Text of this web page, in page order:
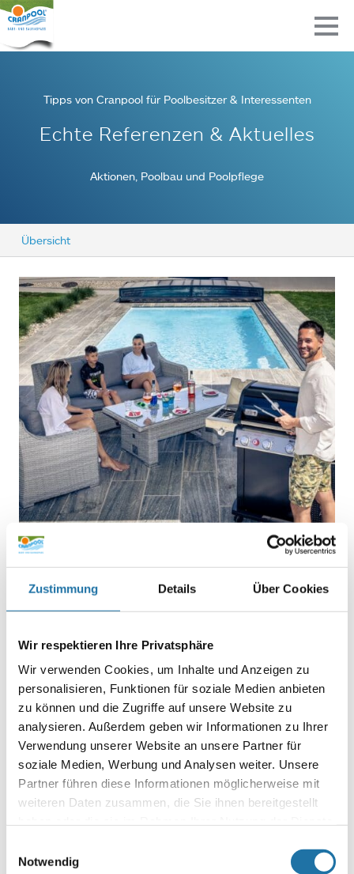
Zustimmung Details Über Cookies
Wir respektieren Ihre Privatsphäre
Wir verwenden Cookies, um Inhalte und Anzeigen zu
personalisieren, Funktionen für soziale Medien anbieten
zu können und die Zugriffe auf unsere Website zu
analysieren. Außerdem geben wir Informationen zu Ihrer
Verwendung unserer Website an unsere Partner für
soziale Medien, Werbung und Analysen weiter. Unsere
Partner führen diese Informationen möglicherweise mit
weiteren Daten zusammen, die Sie ihnen bereitgestellt
unsererDatenschutzerklärung
Notwendig
Tipps von Cranpool für Poolbesitzer & Interessenten
Echte Referenzen & Aktuelles
Aktionen, Poolbau und Poolpflege
Übersicht
Pool & Grillen
Im Sommer laufen die Griller auf Hochtouren, was gibt es
schöneres an heißen Tagen den Pool zu genießen und
danach bei Steak und Co. den Tag ausklingen zu lassen. Ob
Holzkohle, Gas oder Smoker, jeder Grillmeister weiß wie gut
Autor: